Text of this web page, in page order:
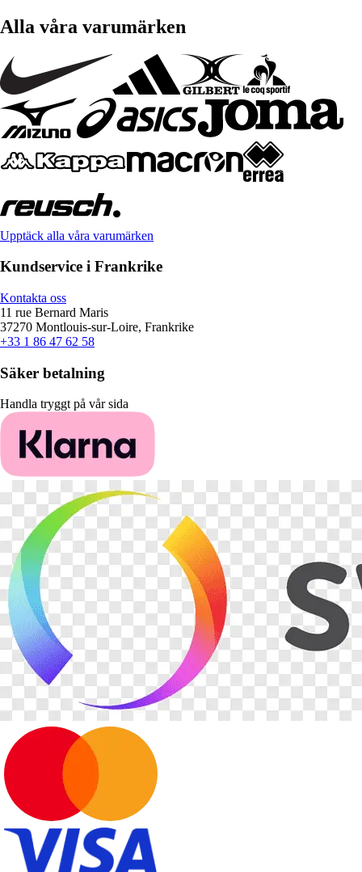
Alla våra varumärken
Upptäck alla våra varumärken
Kundservice i Frankrike
Kontakta oss
11 rue Bernard Maris
37270 Montlouis-sur-Loire, Frankrike
+33 1 86 47 62 58
Säker betalning
Handla tryggt på vår sida